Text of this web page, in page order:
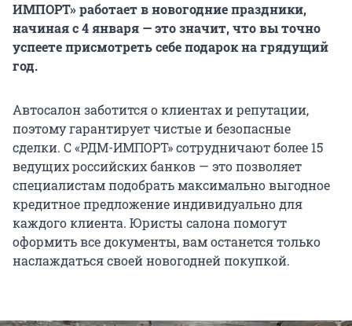
ИМПОРТ» работает в новогодние праздники,
начиная с4 января — это значит, что вы точно
успеете присмотреть себе подарок на грядущий
год.
Автосалон заботится о клиентах и репутации,
поэтому гарантирует чистые и безопасные
сделки. С «РДМ-ИМПОРТ» сотрудничают более 15
ведущих российских банков — это позволяет
специалистам подобрать максимально выгодное
кредитное предложение индивидуально для
каждого клиента. Юристы салона помогут
оформить все документы, вам останется только
наслаждаться своей новогодней покупкой.